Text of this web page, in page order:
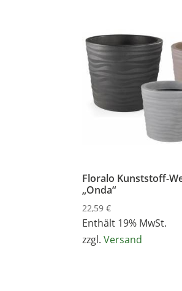
Floralo Kunststoff-
„Onda“
22,59€
Enthält 19% MwSt.
zzgl.Versand